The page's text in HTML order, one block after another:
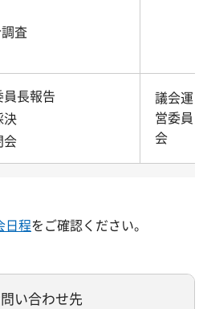
査
員長報告
決
会
議会運
営委員
会
日程をご確認ください。
い合わせ先